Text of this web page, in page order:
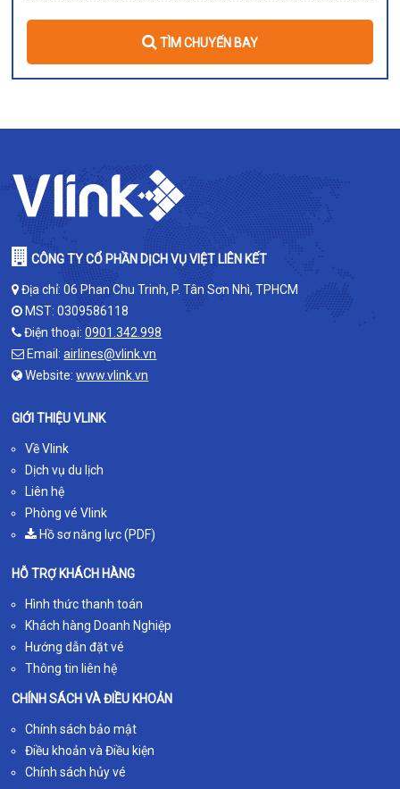
TÌM CHUYẾN BAY
CÔNG TY CỔ PHẦN DỊCH VỤ VIỆT LIÊN KẾT
Địa chỉ: 06 Phan Chu Trinh, P. Tân Sơn Nhì, TPHCM
MST: 0309586118
Điện thoại:0901.342.998
Email:airlines@vlink.vn
Website:www.vlink.vn
GIỚI THIỆU VLINK
Về Vlink
Dịch vụ du lịch
Liên hệ
Phòng vé Vlink
Hồ sơ năng lực (PDF)
HỖ TRỢ KHÁCH HÀNG
Hình thức thanh toán
Khách hàng Doanh Nghiệp
Hướng dẫn đặt vé
Thông tin liên hệ
CHÍNH SÁCH VÀ ĐIỀU KHOẢN
Chính sách bảo mật
Điều khoản và Điều kiện
Chính sách hủy vé